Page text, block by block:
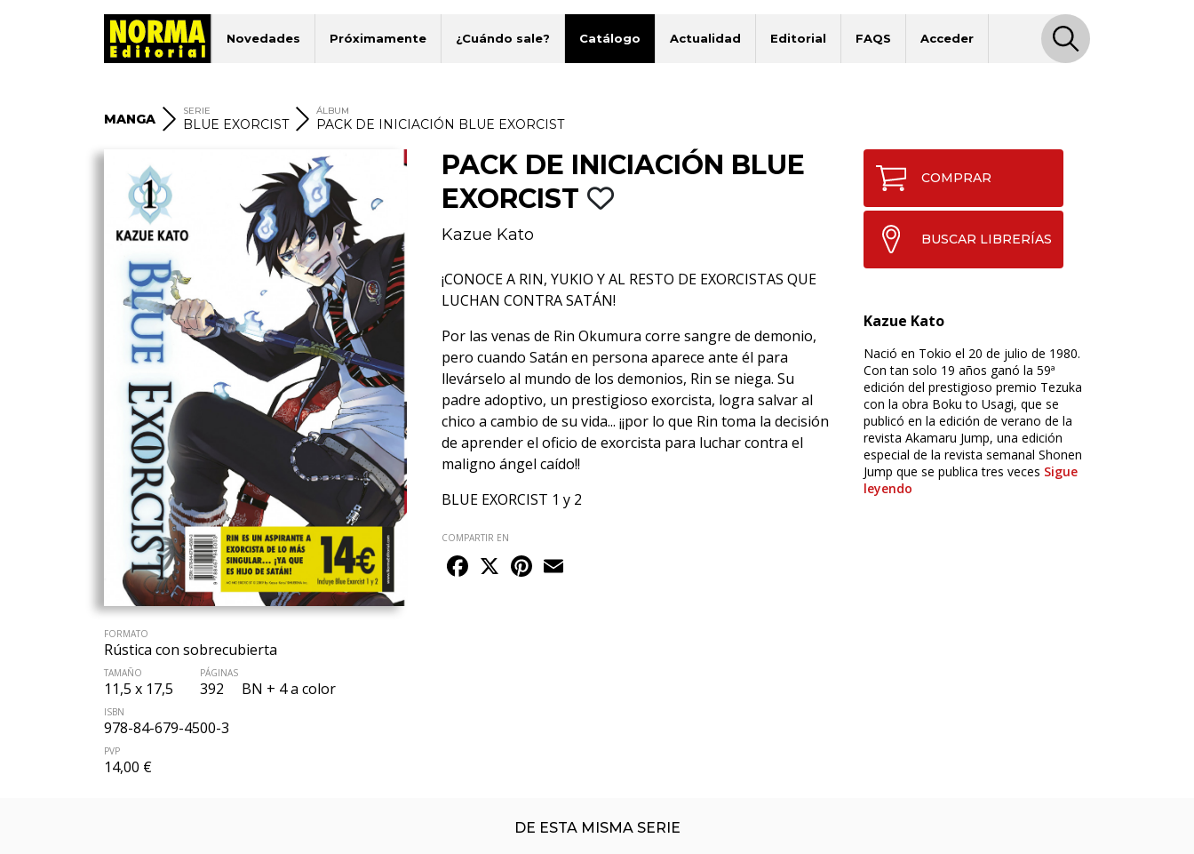
Novedades Próximamente ¿Cuándo sale? Catálogo Actualidad Editorial FAQS Acceder
MANGA
SERIE
BLUE EXORCIST
ÁLBUM
PACK DE INICIACIÓN BLUE EXORCIST
FORMATO
Rústica con sobrecubierta
TAMAÑO
11,5 x 17,5
PÁGINAS
392 BN + 4 a color
ISBN
978-84-679-4500-3
PVP
14,00 €
PACK DE INICIACIÓN BLUE
EXORCIST
Kazue Kato
¡CONOCE A RIN, YUKIO Y AL RESTO DE EXORCISTAS QUE
LUCHAN CONTRA SATÁN!
Por las venas de Rin Okumura corre sangre de demonio,
pero cuando Satán en persona aparece ante él para
llevárselo al mundo de los demonios, Rin se niega. Su
padre adoptivo, un prestigioso exorcista, logra salvar al
chico a cambio de su vida... ¡¡por lo que Rin toma la decisión
de aprender el oficio de exorcista para luchar contra el
maligno ángel caído!!
BLUE EXORCIST 1 y 2
COMPARTIR EN
Facebook
X Pinterest
COMPRAR
BUSCAR LIBRERÍAS
Kazue Kato
Nació en Tokio el 20 de julio de 1980.
Con tan solo 19 años ganó la 59ª
edición del prestigioso premio Tezuka
con la obra Boku to Usagi, que se
publicó en la edición de verano de la
revista Akamaru Jump, una edición
especial de la revista semanal Shonen
Jump que se publica tres veces Sigue
leyendo
DE ESTA MISMA SERIE